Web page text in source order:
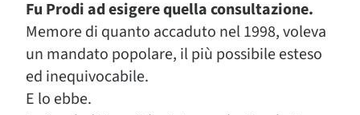
Fu Prodi ad esigere quella consultazione.
Memore di quanto accaduto nel 1998, voleva
un mandato popolare, il più possibile esteso
ed inequivocabile.
E lo ebbe.